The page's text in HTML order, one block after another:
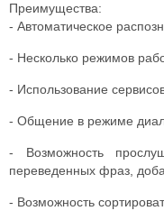
Преимущества:
- Автоматическое
- Несколько режимов
- Использование
- Общение в режиме
- Возможность
переведенных фраз,
- Возможность